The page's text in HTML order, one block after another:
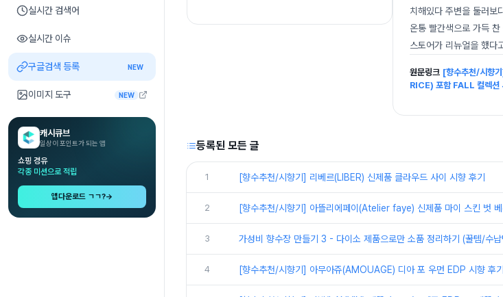
실시간 검색어
실시간 이슈
구글검색 등록 NEW
이미지 도구 NEW
캐시큐브
일상이 포인트가 되는 앱
쇼핑 경유
각종 미션으로 적립
앱다운로드 ㄱㄱ?→
치해있다 주변을 둘러보
온통 빨간색으로 가득
스토어가 리뉴얼을 했다
원문링크 [향수추천/시향
RICE) 포함 FALL 컬렉션
등록된 모든 글
1 [향수추천/시향기] 리베르(LIBER) 신제품 클라우드 사이 시향 후기
2 [향수추천/시향기] 아뜰리에페이(Atelier faye) 신제품 마이 스킨 벗
3 가성비 향수장 만들기 3 - 다이소 제품으로만 소품 정리하기 (꿀템/수납
4 [향수추천/시향기] 아무아쥬(AMOUAGE) 디아 포 우먼 EDP 시향 후